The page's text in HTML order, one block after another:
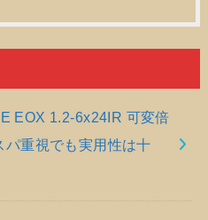
EOX 1.2-6x24IR 可変倍
重視でも実用性は十